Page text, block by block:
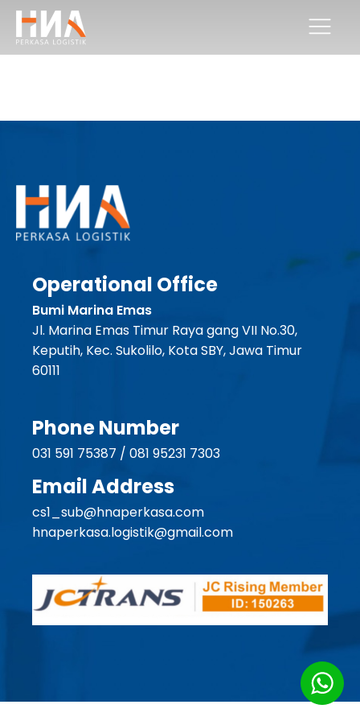
Operational Office
Bumi Marina Emas
Jl. Marina Emas Timur Raya gang VII No.30,
Keputih, Kec. Sukolilo, Kota SBY, Jawa Timur
60111
Phone Number
031 591 75387 / 081 95231 7303
Email Address
cs1_sub@hnaperkasa.com
hnaperkasa.logistik@gmail.com